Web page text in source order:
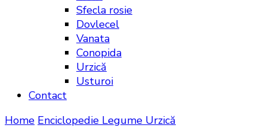
Sfecla rosie
Dovlecel
Vanata
Conopida
Urzică
Usturoi
Contact
Home Enciclopedie Legume Urzică